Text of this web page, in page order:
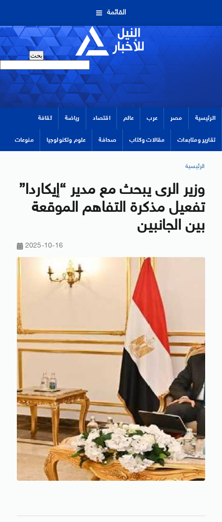
القائمة
الرئيسية مصر عرب عالم اقتصاد رياضة ثقافة
تقارير ومتابعات مقالات وكتاب صحافة علوم وتكنولوجيا منوعات
الرئيسية
وزير الرى يبحث مع مدير “إيكاردا”
تفعيل مذكرة التفاهم الموقعة
بين الجانبين
2025-10-16